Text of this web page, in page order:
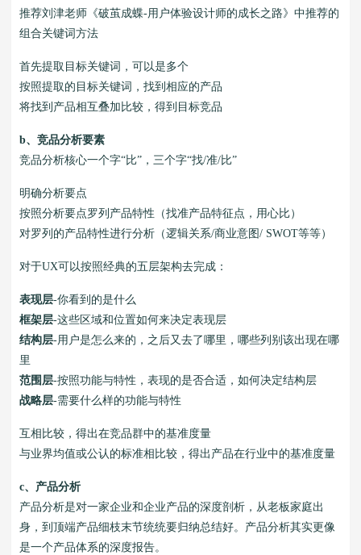
推荐刘津老师《破茧成蝶-用户体验设计师的成长之路》中推荐的
组合关键词方法
首先提取目标关键词，可以是多个
按照提取的目标关键词，找到相应的产品
将找到产品相互叠加比较，得到目标竞品
b、竞品分析要素
竞品分析核心一个字“比”，三个字“找/准/比”
明确分析要点
按照分析要点罗列产品特性（找准产品特征点，用心比）
对罗列的产品特性进行分析（逻辑关系/商业意图/ SWOT等等）
对于UX可以按照经典的五层架构去完成：
表现层-你看到的是什么
框架层-这些区域和位置如何来决定表现层
结构层-用户是怎么来的，之后又去了哪里，哪些列别该出现在哪
里
范围层-按照功能与特性，表现的是否合适，如何决定结构层
战略层-需要什么样的功能与特性
互相比较，得出在竞品群中的基准度量
与业界均值或公认的标准相比较，得出产品在行业中的基准度量
c、产品分析
产品分析是对一家企业和企业产品的深度剖析，从老板家庭出
身，到顶端产品细枝末节统统要归纳总结好。产品分析其实更像
是一个产品体系的深度报告。